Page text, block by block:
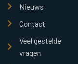
Nieuws
Contact
Veel gestelde
vragen